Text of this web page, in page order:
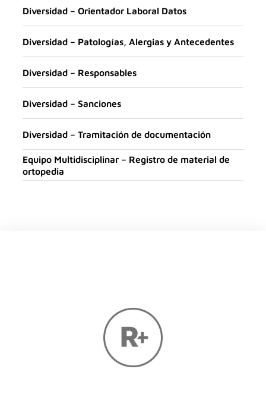
Diversidad – Orientador Laboral Datos
Diversidad – Patologías, Alergias y Antecedentes
Diversidad – Responsables
Diversidad – Sanciones
Diversidad – Tramitación de documentación
Equipo Multidisciplinar – Registro de material de
ortopedia